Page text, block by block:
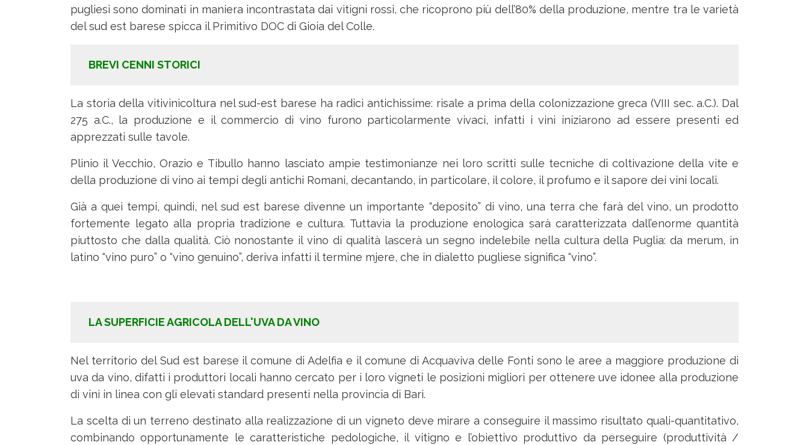
pugliesi sono dominati in maniera incontrastata dai vitigni rossi, che ricoprono più dell’80% della produzione, mentre tra le varietà
del sud est barese spicca il Primitivo DOC di Gioia del Colle.
BREVI CENNI STORICI
La storia della vitivinicoltura nel sud-est barese ha radici antichissime: risale a prima della colonizzazione greca (VIII sec. a.C.). Dal
275 a.C., la produzione e il commercio di vino furono particolarmente vivaci, infatti i vini iniziarono ad essere presenti ed
apprezzati sulle tavole.
Plinio il Vecchio, Orazio e Tibullo hanno lasciato ampie testimonianze nei loro scritti sulle tecniche di coltivazione della vite e
della produzione di vino ai tempi degli antichi Romani, decantando, in particolare, il colore, il profumo e il sapore dei vini locali.
Già a quei tempi, quindi, nel sud est barese divenne un importante “deposito” di vino, una terra che farà del vino, un prodotto
fortemente legato alla propria tradizione e cultura. Tuttavia la produzione enologica sarà caratterizzata dall’enorme quantità
piuttosto che dalla qualità. Ciò nonostante il vino di qualità lascerà un segno indelebile nella cultura della Puglia: da merum, in
latino “vino puro” o “vino genuino”, deriva infatti il termine mjere, che in dialetto pugliese significa “vino”.
LA SUPERFICIE AGRICOLA DELL'UVA DA VINO
Nel territorio del Sud est barese il comune di Adelfia e il comune di Acquaviva delle Fonti sono le aree a maggiore produzione di
uva da vino, difatti i produttori locali hanno cercato per i loro vigneti le posizioni migliori per ottenere uve idonee alla produzione
di vini in linea con gli elevati standard presenti nella provincia di Bari.
La scelta di un terreno destinato alla realizzazione di un vigneto deve mirare a conseguire il massimo risultato quali-quantitativo,
combinando opportunamente le caratteristiche pedologiche, il vitigno e l’obiettivo produttivo da perseguire (produttività /